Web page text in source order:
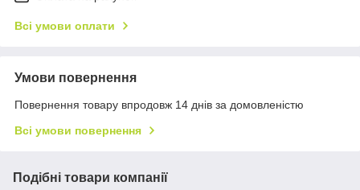
Всі умови оплати
Умови повернення
Повернення товару впродовж 14 днів за домовленістю
Всі умови повернення
Подібні товари компанії